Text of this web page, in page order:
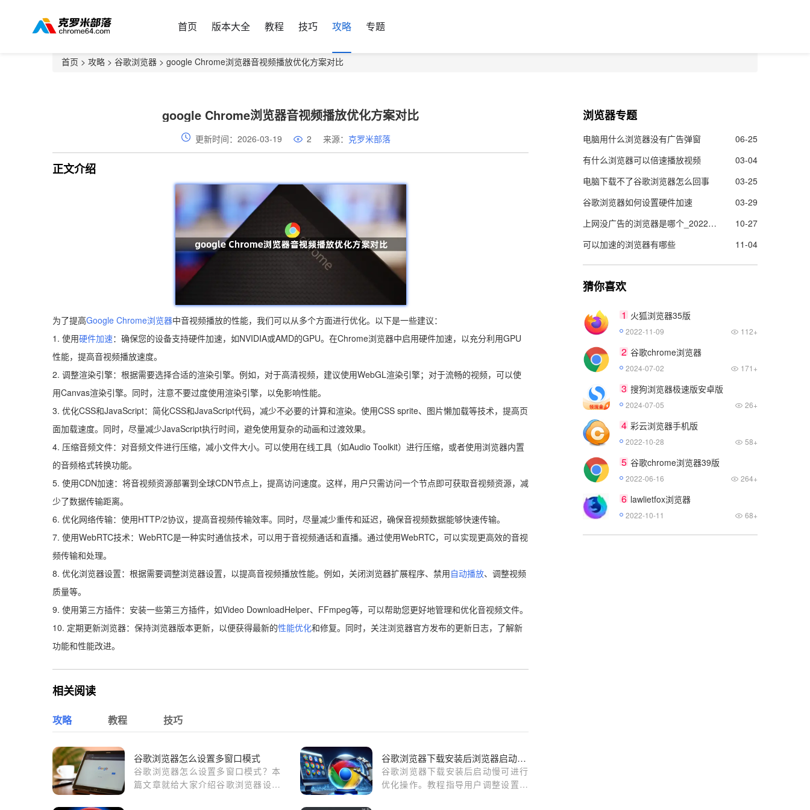
首页 版本大全 教程 技巧 攻略 专题
首页 > 攻略 > 谷歌浏览器 > google Chrome浏览器音视频播放优化方案对比
google Chrome浏览器音视频播放优化方案对比
更新时间：2026-03-19 2 来源： 克罗米部落
正文介绍
为了提高Google Chrome浏览器中音视频播放的性能，我们可以从多个方面进行优化。以下是一些建议：
1. 使用硬件加速：确保您的设备支持硬件加速，如NVIDIA或AMD的GPU。在Chrome浏览器中启用硬件加速，以充分利用GPU
性能，提高音视频播放速度。
2. 调整渲染引擎：根据需要选择合适的渲染引擎。例如，对于高清视频，建议使用WebGL渲染引擎；对于流畅的视频，可以使
用Canvas渲染引擎。同时，注意不要过度使用渲染引擎，以免影响性能。
3. 优化CSS和JavaScript：简化CSS和JavaScript代码，减少不必要的计算和渲染。使用CSS sprite、图片懒加载等技术，提高页
面加载速度。同时，尽量减少JavaScript执行时间，避免使用复杂的动画和过渡效果。
4. 压缩音频文件：对音频文件进行压缩，减小文件大小。可以使用在线工具（如Audio Toolkit）进行压缩，或者使用浏览器内置
的音频格式转换功能。
5. 使用CDN加速：将音视频资源部署到全球CDN节点上，提高访问速度。这样，用户只需访问一个节点即可获取音视频资源，减
少了数据传输距离。
6. 优化网络传输：使用HTTP/2协议，提高音视频传输效率。同时，尽量减少重传和延迟，确保音视频数据能够快速传输。
7. 使用WebRTC技术：WebRTC是一种实时通信技术，可以用于音视频通话和直播。通过使用WebRTC，可以实现更高效的音视
频传输和处理。
8. 优化浏览器设置：根据需要调整浏览器设置，以提高音视频播放性能。例如，关闭浏览器扩展程序、禁用自动播放、调整视频
质量等。
9. 使用第三方插件：安装一些第三方插件，如Video DownloadHelper、FFmpeg等，可以帮助您更好地管理和优化音视频文件。
10. 定期更新浏览器：保持浏览器版本更新，以便获得最新的性能优化和修复。同时，关注浏览器官方发布的更新日志，了解新
功能和性能改进。
相关阅读
攻略 教程 技巧
谷歌浏览器怎么设置多窗口模式
谷歌浏览器怎么设置多窗口模式？本
篇文章就给大家介绍谷歌浏览器设置
谷歌浏览器下载安装后浏览器启动慢怎么办
谷歌浏览器下载安装后启动慢可进行
优化操作。教程指导用户调整设置，
浏览器专题
电脑用什么浏览器没有广告弹窗
06-25
有什么浏览器可以倍速播放视频
03-04
电脑下载不了谷歌浏览器怎么回事
03-25
谷歌浏览器如何设置硬件加速
03-29
上网没广告的浏览器是哪个_2022上网没广告的浏览器推荐
10-27
可以加速的浏览器有哪些
11-04
猜你喜欢
1 火狐浏览器35版
2022-11-09 112+
2 谷歌chrome浏览器
2024-07-02 171+
3 搜狗浏览器极速版安卓版
2024-07-05 26+
4 彩云浏览器手机版
2022-10-28 58+
5 谷歌chrome浏览器39版
2022-06-16 264+
6 lawlietfox浏览器
2022-10-11 68+